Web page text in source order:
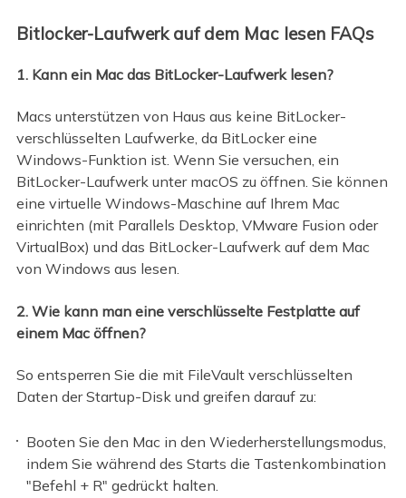
Bitlocker-Laufwerk auf dem Mac lesen FAQs
1. Kann ein Mac das BitLocker-Laufwerk lesen?
Macs unterstützen von Haus aus keine BitLocker-
verschlüsselten Laufwerke, da BitLocker eine
Windows-Funktion ist. Wenn Sie versuchen, ein
BitLocker-Laufwerk unter macOS zu öffnen. Sie können
eine virtuelle Windows-Maschine auf Ihrem Mac
einrichten (mit Parallels Desktop, VMware Fusion oder
VirtualBox) und das BitLocker-Laufwerk auf dem Mac
von Windows aus lesen.
2. Wie kann man eine verschlüsselte Festplatte auf
einem Mac öffnen?
So entsperren Sie die mit FileVault verschlüsselten
Daten der Startup-Disk und greifen darauf zu:
Booten Sie den Mac in den Wiederherstellungsmodus,
indem Sie während des Starts die Tastenkombination
"Befehl + R" gedrückt halten.